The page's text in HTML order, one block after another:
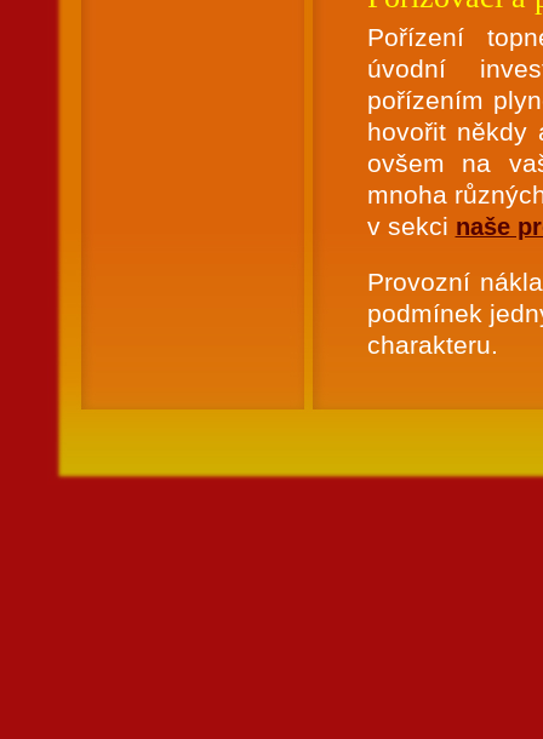
Pořízení
úvodní
pořízením
hovořit někdy
ovšem na
mnoha
v sekci naše
Provozní
podmínek
charakteru.